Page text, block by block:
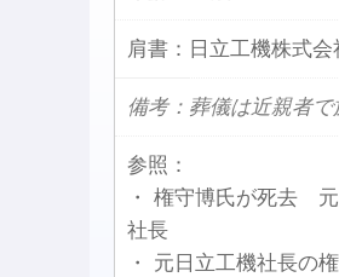
肩書： 日立工機株式
備考：葬儀は近親者で
参照：
・ 権守博氏が死去
社長
・ 元日立工機社長の